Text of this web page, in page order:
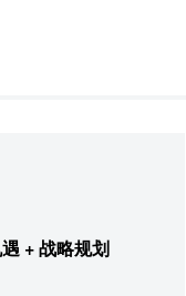
+ 战略规划